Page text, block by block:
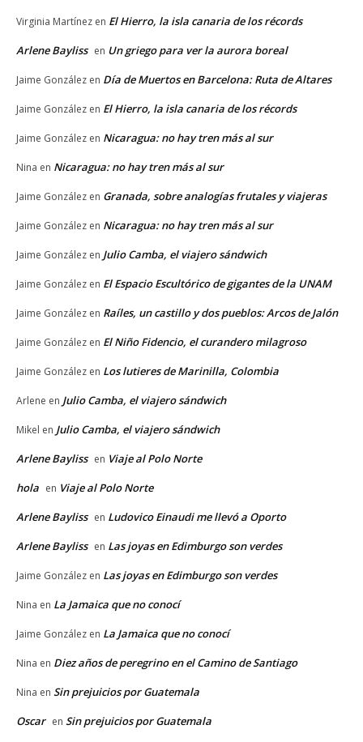
Virginia Martínez en El Hierro, la isla canaria de los récords
Arlene Bayliss en Un griego para ver la aurora boreal
Jaime González en Día de Muertos en Barcelona: Ruta de Altares
Jaime González en El Hierro, la isla canaria de los récords
Jaime González en Nicaragua: no hay tren más al sur
Nina en Nicaragua: no hay tren más al sur
Jaime González en Granada, sobre analogías frutales y viajeras
Jaime González en Nicaragua: no hay tren más al sur
Jaime González en Julio Camba, el viajero sándwich
Jaime González en El Espacio Escultórico de gigantes de la UNAM
Jaime González en Raíles, un castillo y dos pueblos: Arcos de Jalón
Jaime González en El Niño Fidencio, el curandero milagroso
Jaime González en Los lutieres de Marinilla, Colombia
Arlene en Julio Camba, el viajero sándwich
Mikel en Julio Camba, el viajero sándwich
Arlene Bayliss en Viaje al Polo Norte
hola en Viaje al Polo Norte
Arlene Bayliss en Ludovico Einaudi me llevó a Oporto
Arlene Bayliss en Las joyas en Edimburgo son verdes
Jaime González en Las joyas en Edimburgo son verdes
Nina en La Jamaica que no conocí
Jaime González en La Jamaica que no conocí
Nina en Diez años de peregrino en el Camino de Santiago
Nina en Sin prejuicios por Guatemala
Oscar en Sin prejuicios por Guatemala